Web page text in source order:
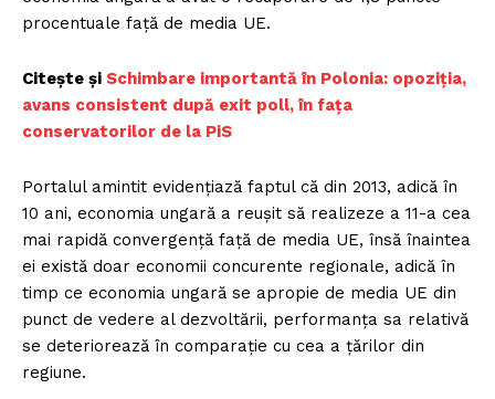
procentuale față de media UE.
Citește și Schimbare importantă în Polonia: opoziția,
avans consistent după exit poll, în fața
conservatorilor de la PiS
Portalul amintit evidenţiază faptul că din 2013, adică în
10 ani, economia ungară a reușit să realizeze a 11-a cea
mai rapidă convergență faţă de media UE, însă înaintea
ei există doar economii concurente regionale, adică în
timp ce economia ungară se apropie de media UE din
punct de vedere al dezvoltării, performanța sa relativă
se deteriorează în comparație cu cea a țărilor din
regiune.